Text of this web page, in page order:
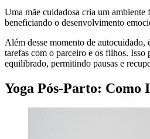
Uma mãe cuidadosa cria um
beneficiando o desenvolvimento
Além desse momento de
tarefas com o parceiro e os filhos. Isso
equilibrado, permitindo pausas e
Yoga Pós-Parto: Como